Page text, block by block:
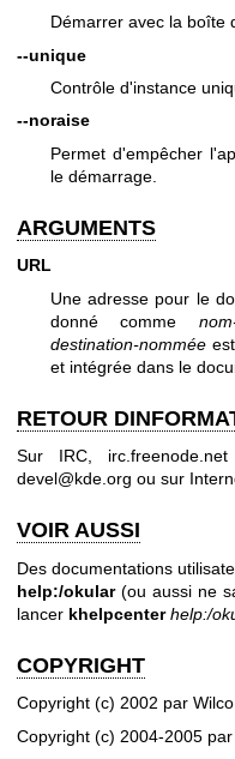
Démarrer avec la boîte
--unique
Contrôle d'instance
--noraise
Permet d'empêcher
le démarrage.
ARGUMENTS
URL
Une adresse pour le
donné comme
destination-nommée
et intégrée dans le
RETOUR
Sur IRC,
devel@kde.org ou sur
VOIR AUSSI
Des documentations
help:/okular(ou aussi ne
lancer khelpcenter help:/
COPYRIGHT
Copyright (c) 2002 par
Copyright (c) 2004-2005